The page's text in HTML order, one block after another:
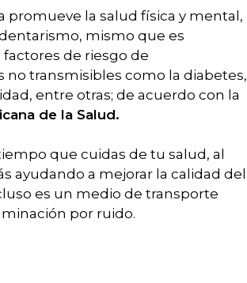
promueve la salud física y mental,
mismo que es
de riesgo de
no transmisibles como la diabetes,
entre otras; de acuerdo con la
de la Salud.
que cuidas de tu salud, al
ayudando a mejorar la calidad del
es un medio de transporte
por ruido.